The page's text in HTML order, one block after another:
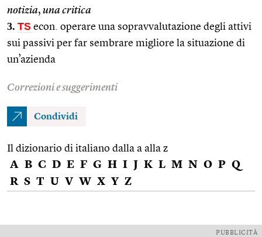
notizia, una critica
3. TS econ. operare una sopravvalutazione degli attivi
sui passivi per far sembrare migliore la situazione di
un’azienda
Correzioni e suggerimenti
Condividi
Il dizionario di italiano dalla a alla z
A B C D E F G H I J K L M N O P Q
R S T U V W X Y Z
PUBBLICITÀ